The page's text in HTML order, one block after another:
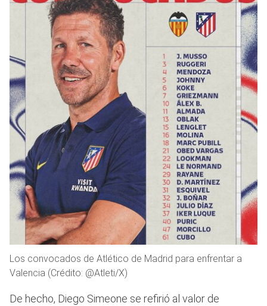
Los convocados de Atlético de Madrid para enfrentar a
Valencia (Crédito: @Atleti/X)
De hecho, Diego Simeone se refirió al valor de